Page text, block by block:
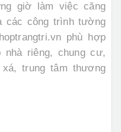
giờ làm việc căng
các công trình tường
phù hợp
riêng, chung cư,
trung tâm thương